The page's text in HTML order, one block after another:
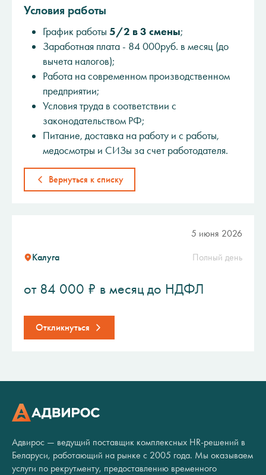
Условия работы
График работы 5/2 в 3 смены;
Заработная плата - 84 000руб. в месяц (до
вычета налогов);
Работа на современном производственном
предприятии;
Условия труда в соответствии с
законодательством РФ;
Питание, доставка на работу и с работы,
медосмотры и СИЗы за счет работодателя.
Вернуться к списку
5 июня 2026
Калуга Полный день
от 84 000 ₽ в месяц до НДФЛ
Откликнуться
Адвирос — ведущий поставщик комплексных HR-решений в
Беларуси, работающий на рынке с 2005 года. Мы оказываем
услуги по рекрутменту, предоставлению временного